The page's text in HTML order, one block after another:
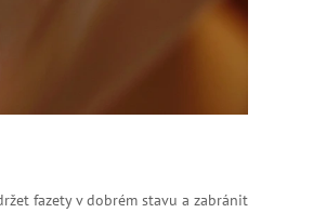
fazety v dobrém stavu a zabránit